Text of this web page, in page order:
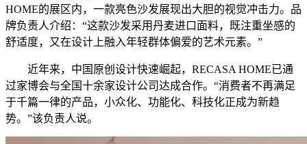
HOME的展区内，一款亮色沙发展现出大胆的视觉冲击力。品
牌负责人介绍：“这款沙发采用丹麦进口面料，既注重坐感的
舒适度，又在设计上融入年轻群体偏爱的艺术元素。”
近年来，中国原创设计快速崛起，RECASA HOME已通
过家博会与全国十余家设计公司达成合作。“消费者不再满足
于千篇一律的产品，小众化、功能化、科技化正成为新趋
势。”该负责人说。